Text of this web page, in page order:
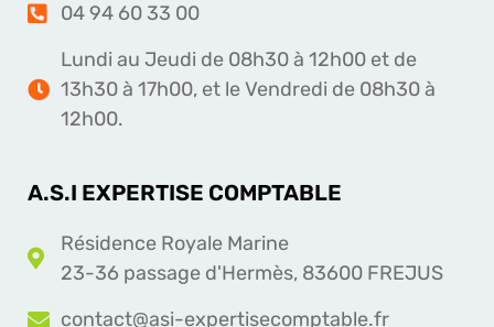
04 94 60 33 00
Lundi au Jeudi de 08h30 à 12h00 et de
13h30 à 17h00, et le Vendredi de 08h30 à
12h00.
A.S.I EXPERTISE COMPTABLE
Résidence Royale Marine
23-36 passage d'Hermès, 83600 FREJUS
contact@asi-expertisecomptable.fr